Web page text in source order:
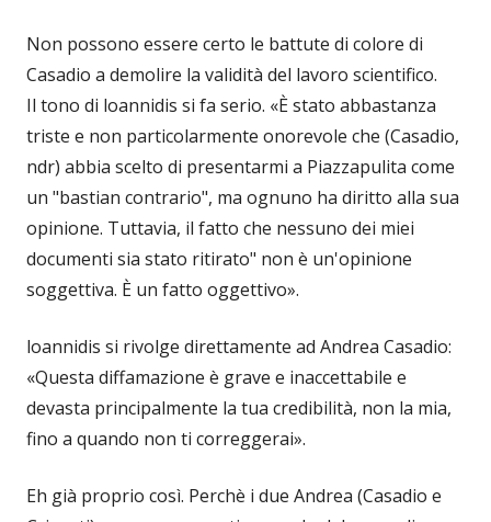
Non possono essere certo le battute di colore di
Casadio a demolire la validità del lavoro scientifico.
Il tono di loannidis si fa serio. «È stato abbastanza
triste e non particolarmente onorevole che (Casadio,
ndr) abbia scelto di presentarmi a Piazzapulita come
un "bastian contrario", ma ognuno ha diritto alla sua
opinione. Tuttavia, il fatto che nessuno dei miei
documenti sia stato ritirato" non è un'opinione
soggettiva. È un fatto oggettivo».
loannidis si rivolge direttamente ad Andrea Casadio:
«Questa diffamazione è grave e inaccettabile e
devasta principalmente la tua credibilità, non la mia,
fino a quando non ti correggerai».
Eh già proprio così. Perchè i due Andrea (Casadio e